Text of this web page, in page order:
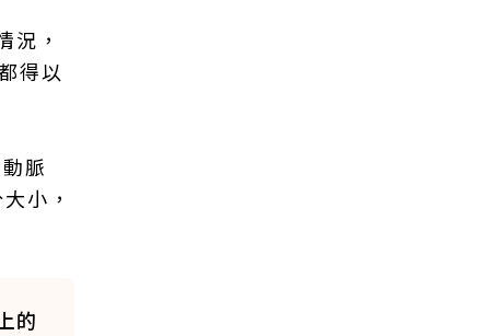
況，
得以
脈
小，
的